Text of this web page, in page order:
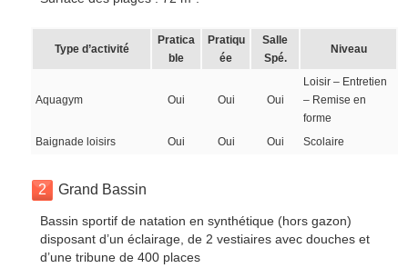
Type d’activité
Pratica
ble
Pratiqu
ée
Salle
Spé.
Niveau
Aquagym Oui Oui Oui
Loisir – Entretien
– Remise en
forme
Baignade loisirs
Oui Oui Oui Scolaire
2 Grand Bassin
Bassin sportif de natation en synthétique (hors gazon)
disposant d’un éclairage, de 2 vestiaires avec douches et
d’une tribune de 400 places